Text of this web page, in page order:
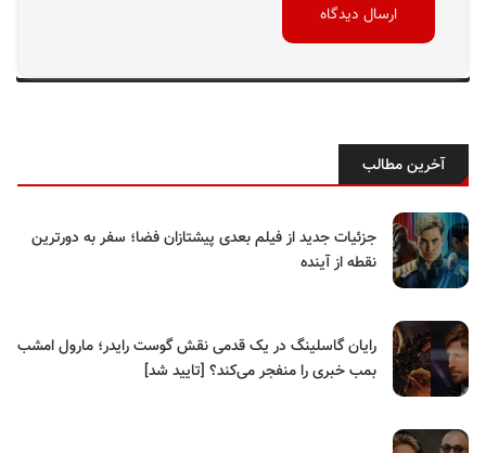
آخرین مطالب
جزئیات جدید از فیلم بعدی پیشتازان فضا؛ سفر به دورترین
نقطه از آینده
رایان گاسلینگ در یک قدمی نقش گوست رایدر؛ مارول امشب
بمب خبری را منفجر می‌کند؟ [تایید شد]